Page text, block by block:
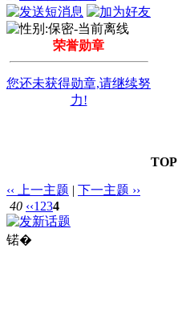
荣誉勋章
您还未获得勋章,请继续努
力!
TOP
‹‹ 上一主题 | 下一主题 ››
40 ‹‹1 234
锘�